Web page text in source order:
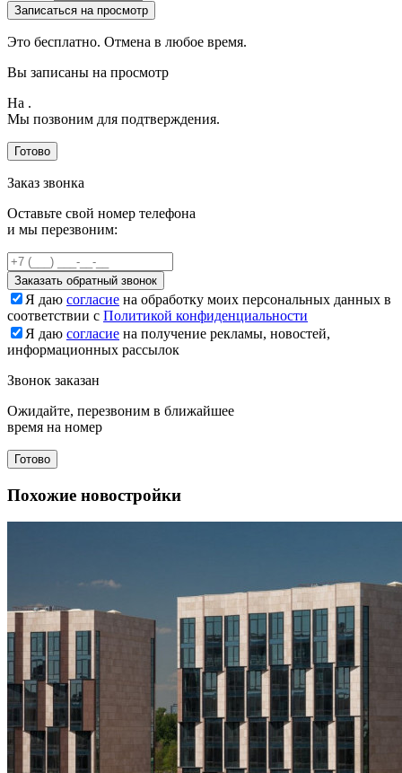
Записаться на просмотр
Это бесплатно. Отмена в любое время.
Вы записаны на просмотр
На .
Мы позвоним для подтверждения.
Готово
Заказ звонка
Оставьте свой номер телефона
и мы перезвоним:
Заказать обратный звонок
Я даю согласие на обработку моих персональных данных в
соответствии с Политикой конфиденциальности
Я даю согласие на получение рекламы, новостей,
информационных рассылок
Звонок заказан
Ожидайте, перезвоним в ближайшее
время на номер
Готово
Похожие новостройки